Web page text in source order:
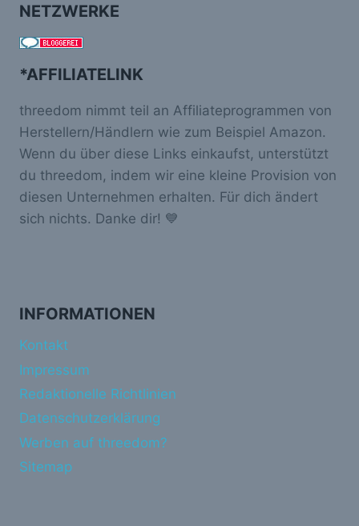
NETZWERKE
*AFFILIATELINK
threedom nimmt teil an Affiliateprogrammen von
Herstellern/Händlern wie zum Beispiel Amazon.
Wenn du über diese Links einkaufst, unterstützt
du threedom, indem wir eine kleine Provision von
diesen Unternehmen erhalten. Für dich ändert
sich nichts. Danke dir! 💙
INFORMATIONEN
Kontakt
Impressum
Redaktionelle Richtlinien
Datenschutzerklärung
Werben auf threedom?
Sitemap